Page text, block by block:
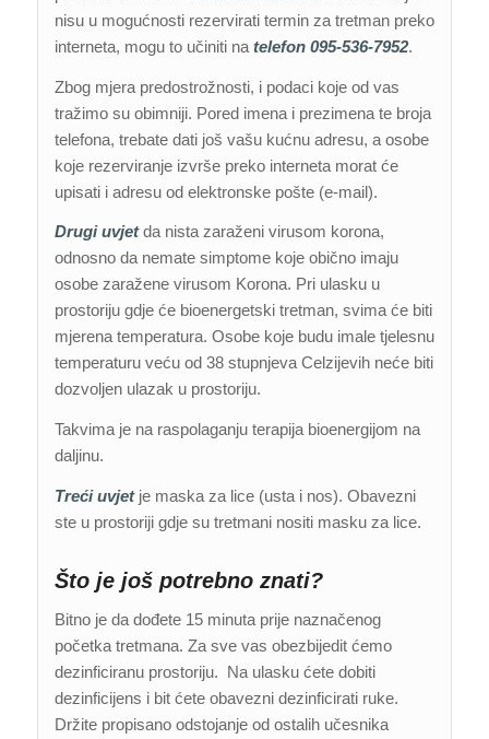
nisu u mogućnosti rezervirati termin za tretman preko
interneta, mogu to učiniti na telefon 095-536-7952.
Zbog mjera predostrožnosti, i podaci koje od vas
tražimo su obimniji. Pored imena i prezimena te broja
telefona, trebate dati još vašu kućnu adresu, a osobe
koje rezerviranje izvrše preko interneta morat će
upisati i adresu od elektronske pošte (e-mail).
Drugi uvjetda nista zaraženi virusom korona,
odnosno da nemate simptome koje obično imaju
osobe zaražene virusom Korona. Pri ulasku u
prostoriju gdje će bioenergetski tretman, svima će biti
mjerena temperatura. Osobe koje budu imale tjelesnu
temperaturu veću od 38 stupnjeva Celzijevih neće biti
dozvoljen ulazak u prostoriju.
Takvima je na raspolaganju terapija bioenergijom na
daljinu.
Treći uvjet je maska za lice (usta i nos). Obavezni
ste u prostoriji gdje su tretmani nositi masku za lice.
Što je još potrebno znati?
Bitno je da dođete 15 minuta prije naznačenog
početka tretmana. Za sve vas obezbijedit ćemo
dezinficiranu prostoriju. Na ulasku ćete dobiti
dezinficijens i bit ćete obavezni dezinficirati ruke.
Držite propisano odstojanje od ostalih učesnika